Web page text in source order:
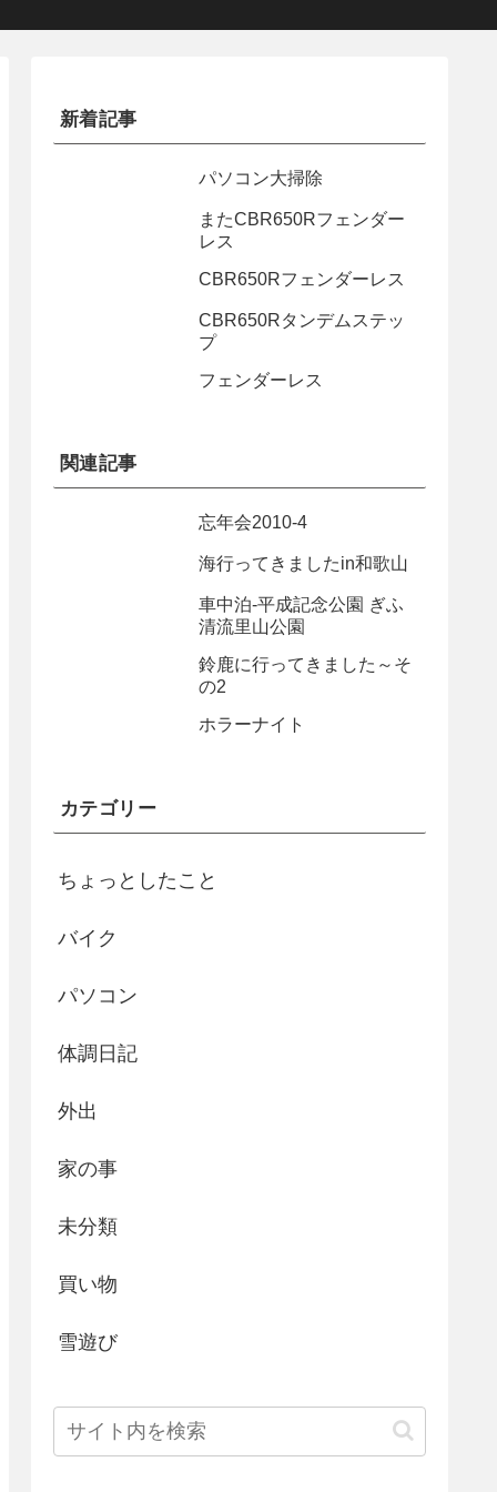
新着記事
パソコン大掃除
またCBR650Rフェンダー
レス
CBR650Rフェンダーレス
CBR650Rタンデムステッ
プ
フェンダーレス
関連記事
忘年会2010-4
海行ってきましたin和歌山
車中泊-平成記念公園 ぎふ
清流里山公園
鈴鹿に行ってきました～そ
の2
ホラーナイト
カテゴリー
ちょっとしたこと
バイク
パソコン
体調日記
外出
家の事
未分類
買い物
雪遊び